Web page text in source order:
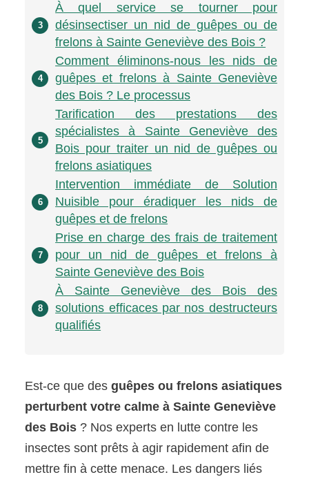
3
À quel service se tourner pour
désinsectiser un nid de guêpes ou de
frelons à Sainte Geneviève des Bois ?
4
Comment éliminons-nous les nids de
guêpes et frelons à Sainte Geneviève
des Bois ? Le processus
5
Tarification des prestations des
spécialistes à Sainte Geneviève des
Bois pour traiter un nid de guêpes ou
frelons asiatiques
6
Intervention immédiate de Solution
Nuisible pour éradiquer les nids de
guêpes et de frelons
7
Prise en charge des frais de traitement
pour un nid de guêpes et frelons à
Sainte Geneviève des Bois
8
À Sainte Geneviève des Bois des
solutions efficaces par nos destructeurs
qualifiés
Est-ce que desguêpes ou frelons asiatiques
perturbent votre calme à Sainte Geneviève
des Bois ? Nos experts en lutte contre les
insectes sont prêts à agir rapidement afin de
mettre fin à cette menace. Les dangers liés